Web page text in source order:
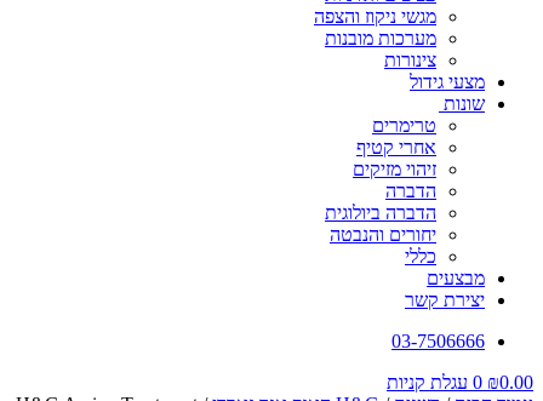
מגשי ניקוז והצפה
מערכות מובנות
צינורות
מצעי גידול
שונות
טרימרים
אחרי קטיף
זיהוי מזיקים
הדברה
הדברה ביולוגית
יחורים והנבטה
כללי
מבצעים
יצירת קשר
03-7506666
₪0.00
0 עגלת קניות